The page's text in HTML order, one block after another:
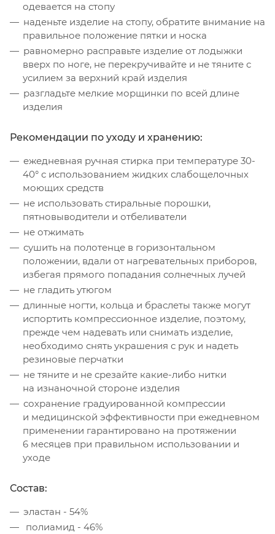
одевается на стопу
наденьте изделие на стопу, обратите внимание на
правильное положение пятки и носка
равномерно расправьте изделие от лодыжки
вверх по ноге, не перекручивайте и не тяните с
усилием за верхний край изделия
разгладьте мелкие морщинки по всей длине
изделия
Рекомендации по уходу и хранению:
ежедневная ручная стирка при температуре 30-
40° с использованием жидких слабощелочных
моющих средств
не использовать стиральные порошки,
пятновыводители и отбеливатели
не отжимать
сушить на полотенце в горизонтальном
положении, вдали от нагревательных приборов,
избегая прямого попадания солнечных лучей
не гладить утюгом
длинные ногти, кольца и браслеты также могут
испортить компрессионное изделие, поэтому,
прежде чем надевать или снимать изделие,
необходимо снять украшения с рук и надеть
резиновые перчатки
не тяните и не срезайте какие-либо нитки
на изнаночной стороне изделия
сохранение градуированной компрессии
и медицинской эффективности при ежедневном
применении гарантировано на протяжении
6 месяцев при правильном использовании и
уходе
Состав:
эластан - 54%
полиамид - 46%